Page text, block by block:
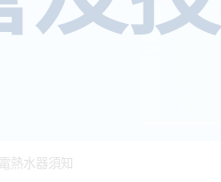
熱水器須知